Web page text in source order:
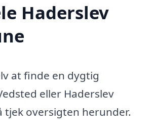
Haderslev
at finde en dygtig
eller Haderslev
tjek oversigten herunder.